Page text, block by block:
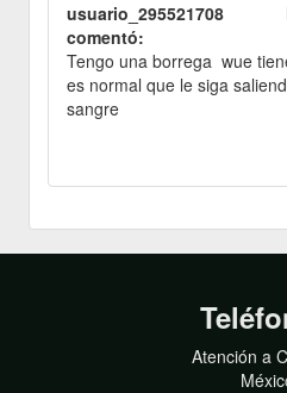
usuario_295521708
comentó:
Tengo una borrega wue
es normal que le siga
sangre
Atención a